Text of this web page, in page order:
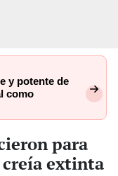
y potente de
como
para
creía extinta